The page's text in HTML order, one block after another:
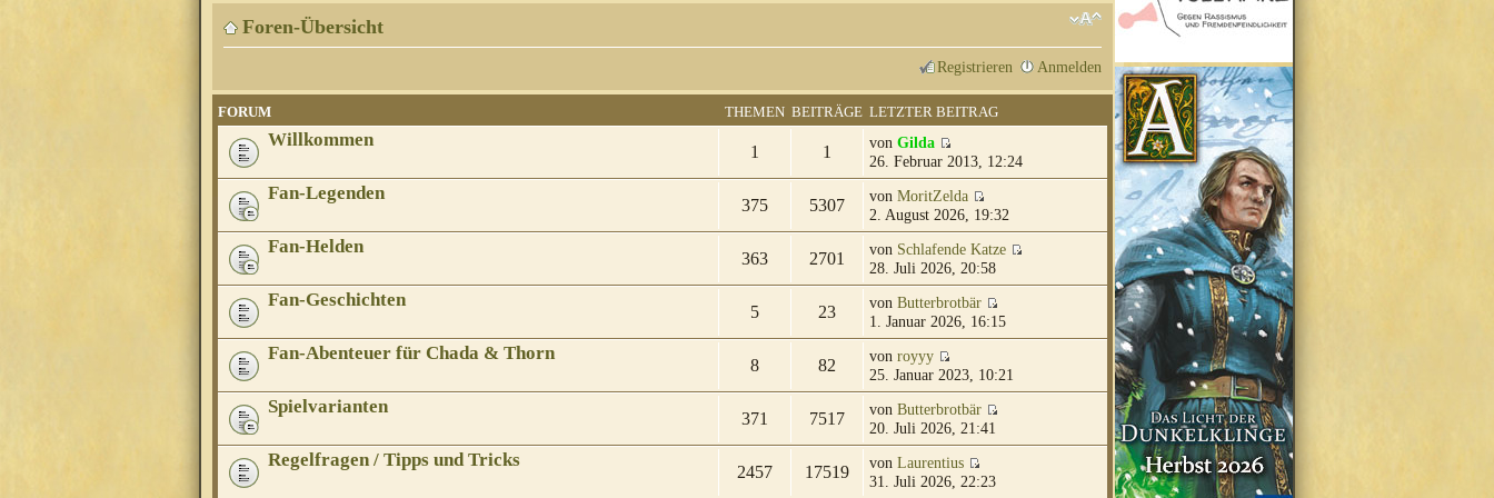
Foren-Übersicht
Registrieren Anmelden
FORUM THEMEN BEITRÄGE LETZTER BEITRAG
Willkommen
1 1 von Gilda
26. Februar 2013, 12:24
Fan-Legenden
375 5307 von MoritZelda
2. August 2026, 19:32
Fan-Helden
363 2701 von Schlafende Katze
28. Juli 2026, 20:58
Fan-Geschichten
5 23 von Butterbrotbär
1. Januar 2026, 16:15
Fan-Abenteuer für Chada & Thorn
8 82 von royyy
25. Januar 2023, 10:21
Spielvarianten
371 7517 von Butterbrotbär
20. Juli 2026, 21:41
Regelfragen / Tipps und Tricks
2457 17519 von Laurentius
31. Juli 2026, 22:23